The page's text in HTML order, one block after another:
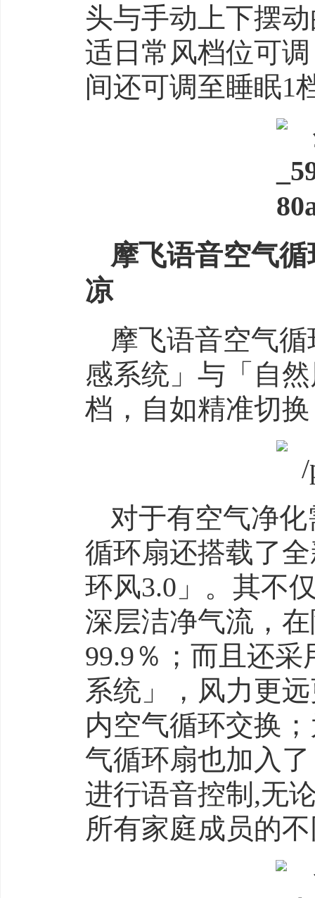
头与手动上下摆
适日常风档位可
间还可调至睡眠1
摩飞语音空气
凉
摩飞语音空气
感系统」与「自
档，自如精准切
对于有空气净
循环扇还搭载了
环风3.0」。其不
深层洁净气流，
99.9％；而且还
系统」，风力更
内空气循环交换
气循环扇也加入
进行语音控制,无
所有家庭成员的